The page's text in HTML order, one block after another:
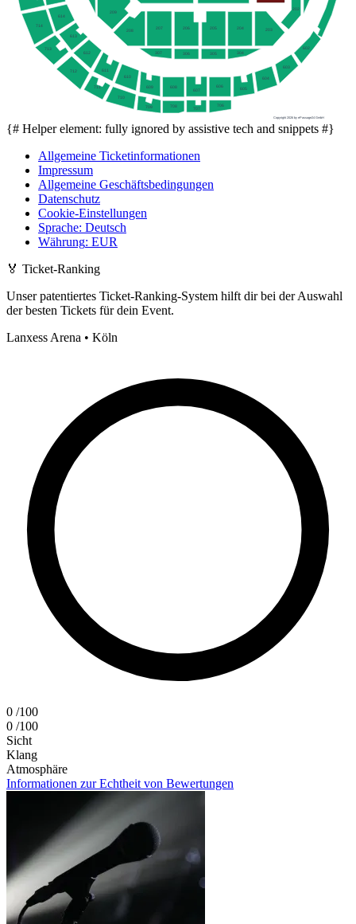
714
713
712
711
710
709 708 707
706
614
613
612
611
610
609 608
607
606 605
304
603
602
307 306 305
604
209
208
207 206 205 204 203
202
Copyright 2026 by ePassage24 GmbH
{# Helper element: fully ignored by assistive tech and snippets #}
Allgemeine Ticketinformationen
Impressum
Allgemeine Geschäftsbedingungen
Datenschutz
Cookie-Einstellungen
Sprache: Deutsch
Währung: EUR
🏅 Ticket-Ranking
Unser patentiertes Ticket-Ranking-System hilft dir bei der Auswahl
der besten Tickets für dein Event.
Lanxess Arena • Köln
0 /100
0 /100
Sicht
Klang
Atmosphäre
Informationen zur Echtheit von Bewertungen